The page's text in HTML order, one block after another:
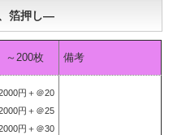
箔押し―
～200枚 備考
円＋＠20
円＋＠25
円＋＠30